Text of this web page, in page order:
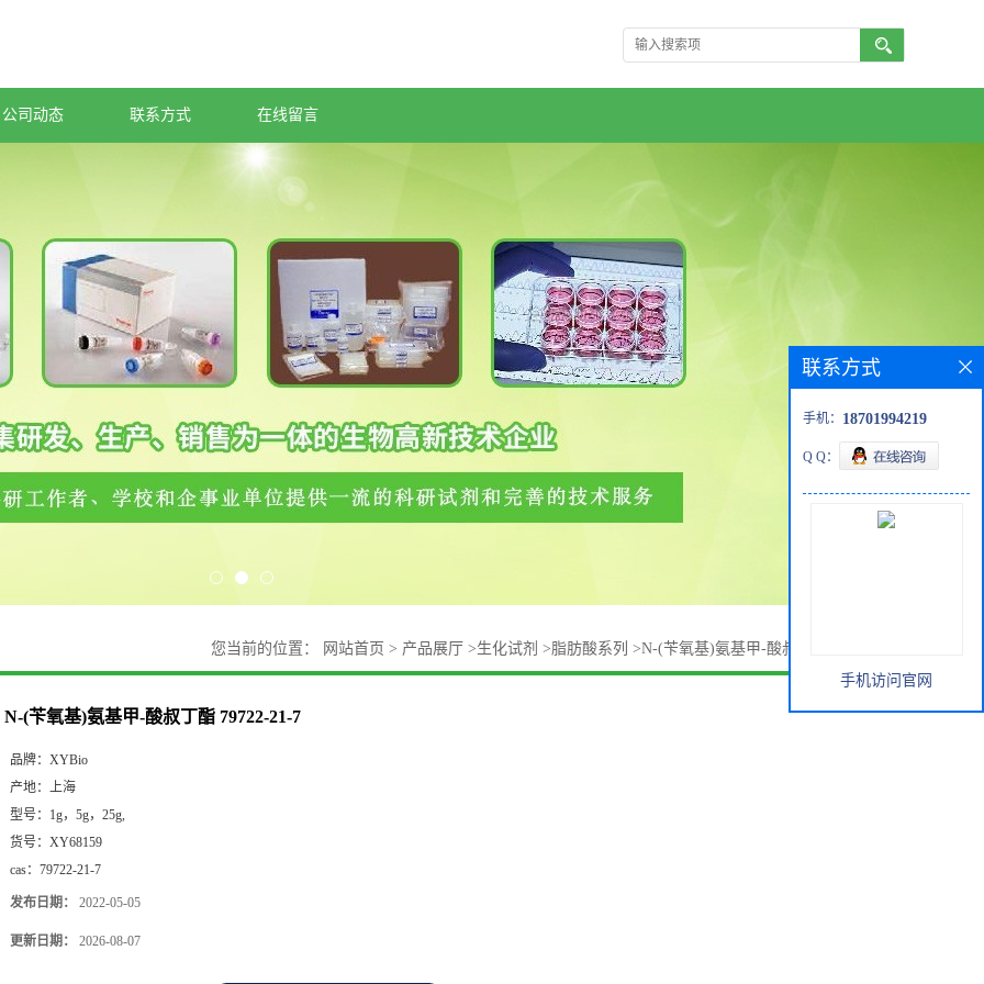
公司动态 联系方式 在线留言
您当前的位置： 网站首页 > 产品展厅 >生化试剂 >脂肪酸系列 >N-(苄氧基)氨基甲-酸叔丁酯 79722-21-7
N-(苄氧基)氨基甲-酸叔丁酯 79722-21-7
品牌： XYBio
产地： 上海
型号： 1g，5g，25g,
货号： XY68159
cas： 79722-21-7
发布日期： 2022-05-05
更新日期： 2026-08-07
联系方式
手机： 18701994219
Q Q：
手机访问官网